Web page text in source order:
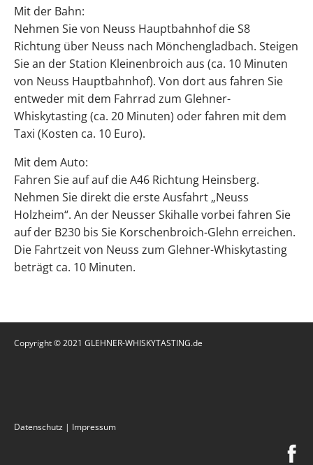
Mit der Bahn:
Nehmen Sie von Neuss Hauptbahnhof die S8
Richtung über Neuss nach Mönchengladbach. Steigen
Sie an der Station Kleinenbroich aus (ca. 10 Minuten
von Neuss Hauptbahnhof). Von dort aus fahren Sie
entweder mit dem Fahrrad zum Glehner-
Whiskytasting (ca. 20 Minuten) oder fahren mit dem
Taxi (Kosten ca. 10 Euro).
Mit dem Auto:
Fahren Sie auf auf die A46 Richtung Heinsberg.
Nehmen Sie direkt die erste Ausfahrt „Neuss
Holzheim“. An der Neusser Skihalle vorbei fahren Sie
auf der B230 bis Sie Korschenbroich-Glehn erreichen.
Die Fahrtzeit von Neuss zum Glehner-Whiskytasting
beträgt ca. 10 Minuten.
Copyright © 2021 GLEHNER-WHISKYTASTING.de
Datenschutz | Impressum